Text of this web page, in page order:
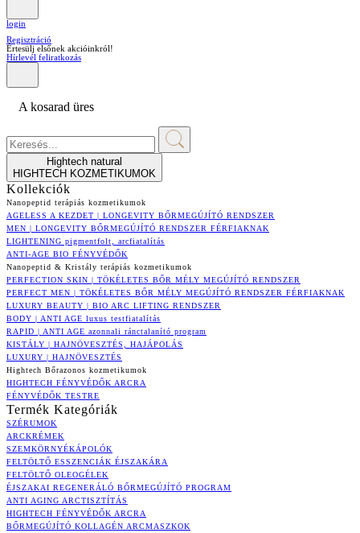
login
Regisztráció
Értesülj elsőnek akcióinkról!
Hírlevél feliratkozás
A kosarad üres
Hightech natural
HIGHTECH KOZMETIKUMOK
Kollekciók
Nanopeptid terápiás kozmetikumok
AGELESS A KEZDET | LONGEVITY BŐRMEGÚJÍTÓ RENDSZER
MEN | LONGEVITY BŐRMEGÚJÍTÓ RENDSZER FÉRFIAKNAK
LIGHTENING pigmentfolt, arcfiatalítás
ANTI-AGE BIO FÉNYVÉDŐK
Nanopeptid & Kristály terápiás kozmetikumok
PERFECTION SKIN | TÖKÉLETES BŐR MÉLY MEGÚJÍTÓ RENDSZER
PERFECT MEN | TÖKÉLETES BŐR MÉLY MEGÚJÍTÓ RENDSZER FÉRFIAKNAK
LUXURY BEAUTY | BIO ARC LIFTING RENDSZER
BODY | ANTI AGE luxus testfiatalítás
RAPID | ANTI AGE azonnali ránctalanító program
KISTÁLY | HAJNÖVESZTÉS, HAJÁPOLÁS
LUXURY | HAJNÖVESZTÉS
Hightech Bőrazonos kozmetikumok
HIGHTECH FÉNYVÉDŐK ARCRA
FÉNYVÉDŐK TESTRE
Termék Kategóriák
SZÉRUMOK
ARCKRÉMEK
SZEMKÖRNYÉKÁPOLÓK
FELTÖLTŐ ESSZENCIÁK ÉJSZAKÁRA
FELTÖLTŐ OLEOGÉLEK
ÉJSZAKAI REGENERÁLÓ BŐRMEGÚJÍTÓ PROGRAM
ANTI AGING ARCTISZTÍTÁS
HIGHTECH FÉNYVÉDŐK ARCRA
BŐRMEGÚJÍTÓ KOLLAGÉN ARCMASZKOK